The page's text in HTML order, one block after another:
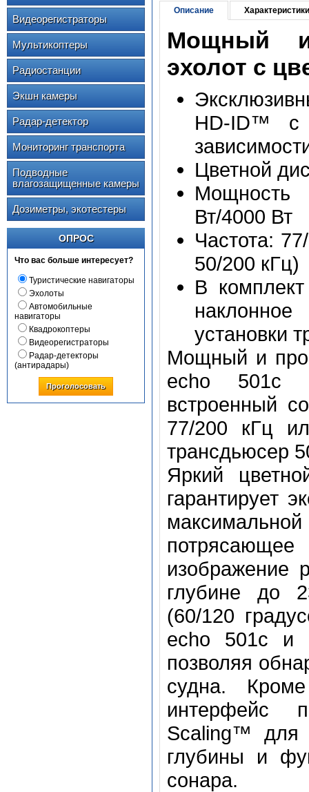
Видеорегистраторы
Мультикоптеры
Радиостанции
Экшн камеры
Радар-детектор
Мониторинг транспорта
Подводные
влагозащищенные камеры
Дозиметры, экотестеры
ОПРОС
Что вас больше интересует?
Туристические навигаторы
Эхолоты
Автомобильные
навигаторы
Квадрокоптеры
Видеорегистраторы
Радар-детекторы
(антирадары)
Проголосовать
Описание Характеристики
Мощный и
эхолот с
HD-ID™ с
Цветной
Мощность
Вт/4000 Вт
Частота:
50/200 кГц)
В
установки
Мощный и
echo 501с
встроенный
77/200 кГц
трансдьюсер
Яркий
гарантирует
изображение
глубине до
(60/120
echo 501c и
позволяя
судна.
интерфейс
Scaling™ для
глубины и
сонара.